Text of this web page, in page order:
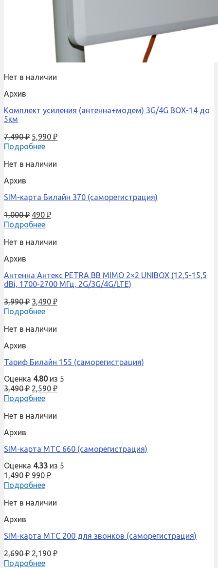
Нет в наличии
Архив
Комплект усиления (антенна+модем) 3G/4G BOX-14 до
5км
7,490₽ 5,990 ₽
Подробнее
Нет в наличии
Архив
SIM-карта Билайн 370 (саморегистрация)
1,000₽ 490 ₽
Подробнее
Нет в наличии
Архив
Антенна Антекс PETRA BB MIMO 2×2 UNIBOX (12,5-15,5
dBi, 1700-2700 МГц, 2G/3G/4G/LTE)
3,990₽ 3,490 ₽
Подробнее
Нет в наличии
Архив
Тариф Билайн 155 (саморегистрация)
Оценка 4.80из 5
3,490₽ 2,590 ₽
Подробнее
Нет в наличии
Архив
SIM-карта МТС 660 (саморегистрация)
Оценка 4.33 из 5
1,490₽ 990 ₽
Подробнее
Нет в наличии
Архив
SIM-карта МТС 200 для звонков (саморегистрация)
2,690₽ 2,190 ₽
Подробнее